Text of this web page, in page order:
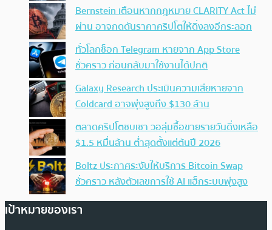
Bernstein เตือนหากกฎหมาย CLARITY Act ไม่
ผ่าน อาจกดดันราคาคริปโตให้ดิ่งลงอีกระลอก
ทั่วโลกช็อก Telegram หายจาก App Store
ชั่วคราว ก่อนกลับมาใช้งานได้ปกติ
Galaxy Research ประเมินความเสียหายจาก
Coldcard อาจพุ่งสูงถึง $130 ล้าน
ตลาดคริปโตซบเซา วอลุ่มซื้อขายรายวันดิ่งเหลือ
$1.5 หมื่นล้าน ต่ำสุดตั้งแต่ต้นปี 2026
Boltz ประกาศระงับให้บริการ Bitcoin Swap
ชั่วคราว หลังตัวเลขการใช้ AI แฮ็กระบบพุ่งสูง
เป้าหมายของเรา